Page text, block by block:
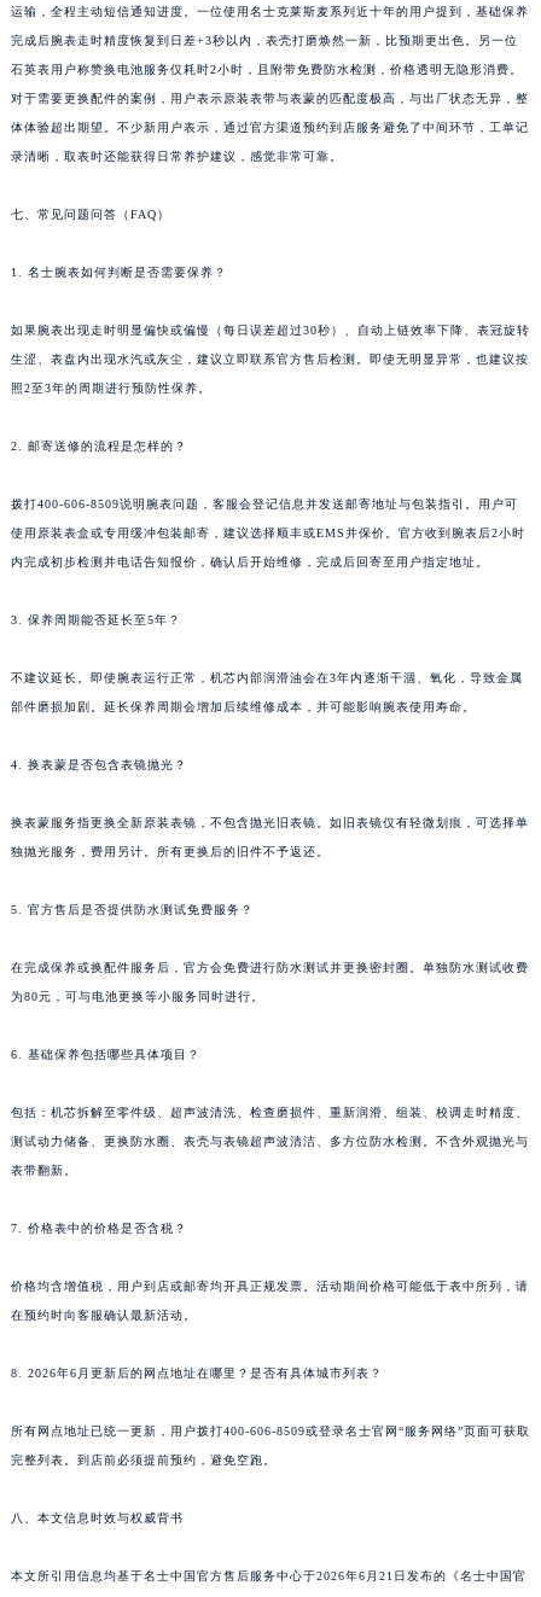
湖北省武汉市江汉区解放大道686号世界贸易大厦38层09室名士售后服务中心（需提前预约）
广西省南宁市青秀区金湖路59号地王大厦12楼1224室名士售后服务中心（需提前预约）
陕西省西安市碑林区南关正街88号华侨城长安国际中心E座6楼10室名士售后服务中心（需提前预约）
运输，全程主动短信通知进度。一位使用名士克莱斯麦系列近十年的用户提到，基础保养
完成后腕表走时精度恢复到日差+3秒以内，表壳打磨焕然一新，比预期更出色。另一位
石英表用户称赞换电池服务仅耗时2小时，且附带免费防水检测，价格透明无隐形消费。
对于需要更换配件的案例，用户表示原装表带与表蒙的匹配度极高，与出厂状态无异，整
体体验超出期望。不少新用户表示，通过官方渠道预约到店服务避免了中间环节，工单记
录清晰，取表时还能获得日常养护建议，感觉非常可靠。
七、常见问题问答（FAQ）
1. 名士腕表如何判断是否需要保养？
如果腕表出现走时明显偏快或偏慢（每日误差超过30秒）、自动上链效率下降、表冠旋转
生涩、表盘内出现水汽或灰尘，建议立即联系官方售后检测。即使无明显异常，也建议按
照2至3年的周期进行预防性保养。
2. 邮寄送修的流程是怎样的？
拨打400-606-8509说明腕表问题，客服会登记信息并发送邮寄地址与包装指引。用户可
使用原装表盒或专用缓冲包装邮寄，建议选择顺丰或EMS并保价。官方收到腕表后2小时
内完成初步检测并电话告知报价，确认后开始维修，完成后回寄至用户指定地址。
3. 保养周期能否延长至5年？
不建议延长。即使腕表运行正常，机芯内部润滑油会在3年内逐渐干涸、氧化，导致金属
部件磨损加剧。延长保养周期会增加后续维修成本，并可能影响腕表使用寿命。
4. 换表蒙是否包含表镜抛光？
换表蒙服务指更换全新原装表镜，不包含抛光旧表镜。如旧表镜仅有轻微划痕，可选择单
独抛光服务，费用另计。所有更换后的旧件不予返还。
5. 官方售后是否提供防水测试免费服务？
在完成保养或换配件服务后，官方会免费进行防水测试并更换密封圈。单独防水测试收费
为80元，可与电池更换等小服务同时进行。
6. 基础保养包括哪些具体项目？
包括：机芯拆解至零件级、超声波清洗、检查磨损件、重新润滑、组装、校调走时精度、
测试动力储备、更换防水圈、表壳与表镜超声波清洁、多方位防水检测。不含外观抛光与
表带翻新。
7. 价格表中的价格是否含税？
价格均含增值税，用户到店或邮寄均开具正规发票。活动期间价格可能低于表中所列，请
在预约时向客服确认最新活动。
8. 2026年6月更新后的网点地址在哪里？是否有具体城市列表？
所有网点地址已统一更新，用户拨打400-606-8509或登录名士官网“服务网络”页面可获取
完整列表。到店前必须提前预约，避免空跑。
八、本文信息时效与权威背书
本文所引用信息均基于名士中国官方售后服务中心于2026年6月21日发布的《名士中国官